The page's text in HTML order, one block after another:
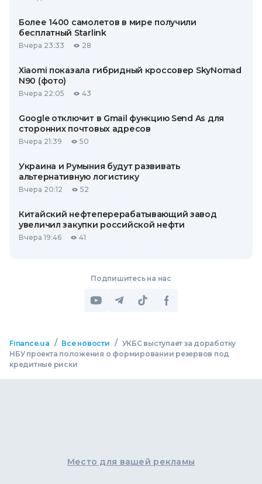
Более 1400 самолетов в мире получили
бесплатный Starlink
Вчера 23:33 28
Xiaomi показала гибридный кроссовер SkyNomad
N90 (фото)
Вчера 22:05 43
Google отключит в Gmail функцию Send As для
сторонних почтовых адресов
Вчера 21:39 50
Украина и Румыния будут развивать
альтернативную логистику
Вчера 20:12 52
Китайский нефтеперерабатывающий завод
увеличил закупки российской нефти
Вчера 19:46 41
Подпишитесь на нас
Finance.ua / Все новости / УКБС выступает за доработку
НБУ проекта положения о формировании резервов под
кредитные риски
Место для вашей рекламы